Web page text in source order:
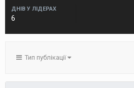
ДНІВ У ЛІДЕРАХ
6
Тип публікації